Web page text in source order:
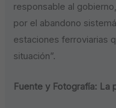
responsable al
por el abandono
estaciones ferroviarias
situación”.
Fuente y Fotografía: La